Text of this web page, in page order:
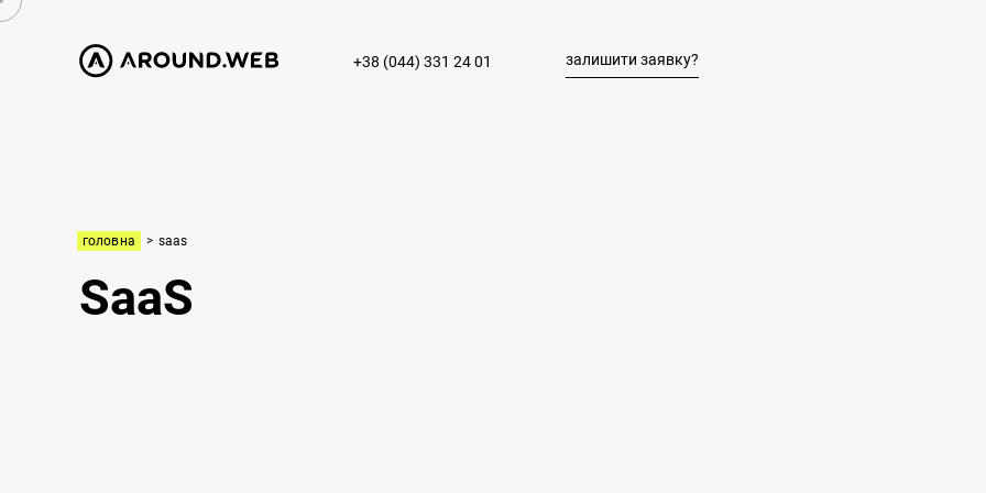
+38 (044) 331 24 01 залишити заявку?
головна > saas
SaaS